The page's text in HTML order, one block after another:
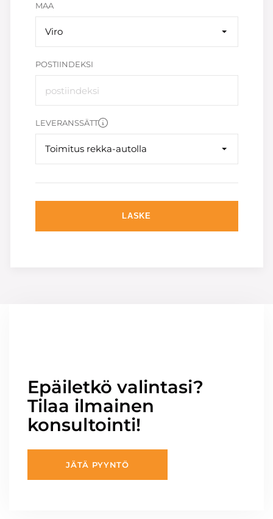
MAA
Viro
POSTIINDEKSI
LEVERANSSÄTT
Toimitus rekka-autolla
LASKE
Epäiletkö valintasi?
Tilaa ilmainen
konsultointi!
JÄTÄ PYYNTÖ